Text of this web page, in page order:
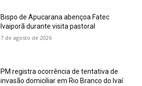
Bispo de Apucarana abençoa Fatec
Ivaiporã durante visita pastoral
7 de agosto de 2026
PM registra ocorrência de tentativa de
invasão domiciliar em Rio Branco do Ivaí